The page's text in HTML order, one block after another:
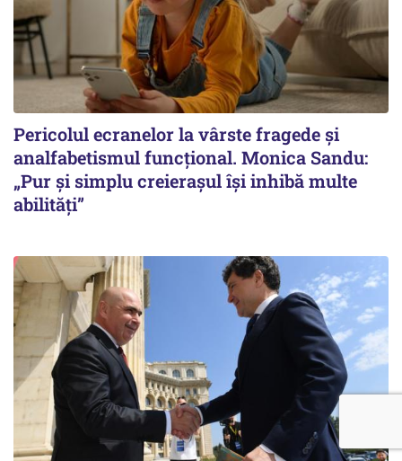
Pericolul ecranelor la vârste fragede și
analfabetismul funcțional. Monica Sandu:
„Pur și simplu creierașul își inhibă multe
abilități”